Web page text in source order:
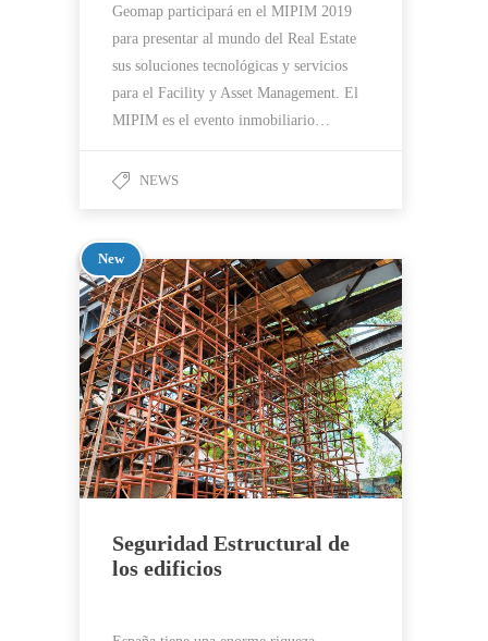
Geomap participará en el MIPIM 2019
para presentar al mundo del Real Estate
sus soluciones tecnológicas y servicios
para el Facility y Asset Management. El
MIPIM es el evento inmobiliario…
NEWS
New
Seguridad Estructural de
los edificios